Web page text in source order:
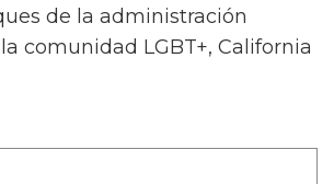
de la administración
comunidad LGBT+, California